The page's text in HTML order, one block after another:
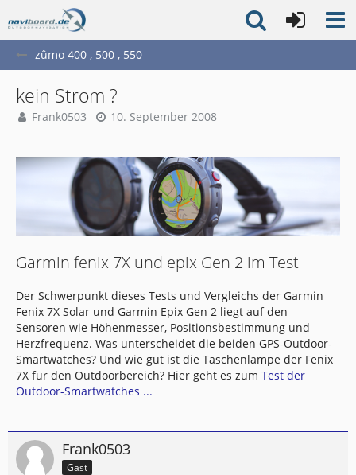
zûmo 400 , 500 , 550
kein Strom ?
Frank0503 10. September 2008
Garmin fenix 7X und epix Gen 2 im Test
Der Schwerpunkt dieses Tests und Vergleichs der Garmin
Fenix 7X Solar und Garmin Epix Gen 2 liegt auf den
Sensoren wie Höhenmesser, Positionsbestimmung und
Herzfrequenz. Was unterscheidet die beiden GPS-Outdoor-
Smartwatches? Und wie gut ist die Taschenlampe der Fenix
7X für den Outdoorbereich? Hier geht es zum Test der
Outdoor-Smartwatches ...
Frank0503
Gast